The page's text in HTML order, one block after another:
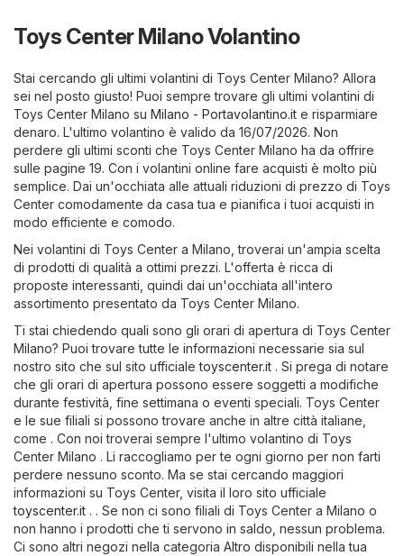
Toys Center Milano Volantino
Stai cercando gli ultimi volantini di Toys Center Milano? Allora
sei nel posto giusto! Puoi sempre trovare gli ultimi volantini di
Toys Center Milano su Milano - Portavolantino.it e risparmiare
denaro. L'ultimo volantino è valido da 16/07/2026. Non
perdere gli ultimi sconti che Toys Center Milano ha da offrire
sulle pagine 19. Con i volantini online fare acquisti è molto più
semplice. Dai un'occhiata alle attuali riduzioni di prezzo di Toys
Center comodamente da casa tua e pianifica i tuoi acquisti in
modo efficiente e comodo.
Nei volantini di Toys Center a Milano, troverai un'ampia scelta
di prodotti di qualità a ottimi prezzi. L'offerta è ricca di
proposte interessanti, quindi dai un'occhiata all'intero
assortimento presentato da Toys Center Milano.
Ti stai chiedendo quali sono gli orari di apertura di Toys Center
Milano? Puoi trovare tutte le informazioni necessarie sia sul
nostro sito che sul sito ufficialetoyscenter.it . Si prega di notare
che gli orari di apertura possono essere soggetti a modifiche
durante festività, fine settimana o eventi speciali. Toys Center
e le sue filiali si possono trovare anche in altre città italiane,
come . Con noi troverai sempre l'ultimo volantino di Toys
Center Milano . Li raccogliamo per te ogni giorno per non farti
perdere nessuno sconto. Ma se stai cercando maggiori
informazioni su Toys Center, visita il loro sito ufficiale
toyscenter.it . . Se non ci sono filiali di Toys Center a Milano o
non hanno i prodotti che ti servono in saldo, nessun problema.
Ci sono altri negozi nella categoria Altro disponibili nella tua